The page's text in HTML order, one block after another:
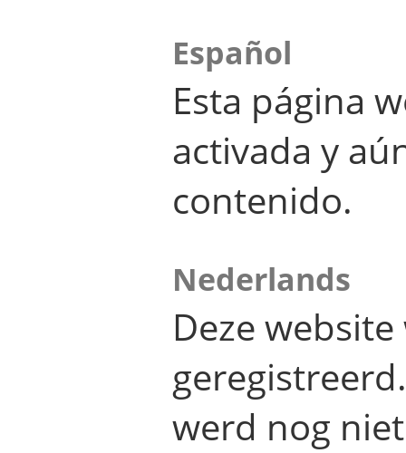
Español
Esta página
activada y
contenido.
Nederlands
Deze
werd nog